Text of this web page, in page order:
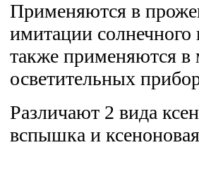
Применяются в
имитации
также применяются в
осветительных
Различают 2 вида
вспышка и